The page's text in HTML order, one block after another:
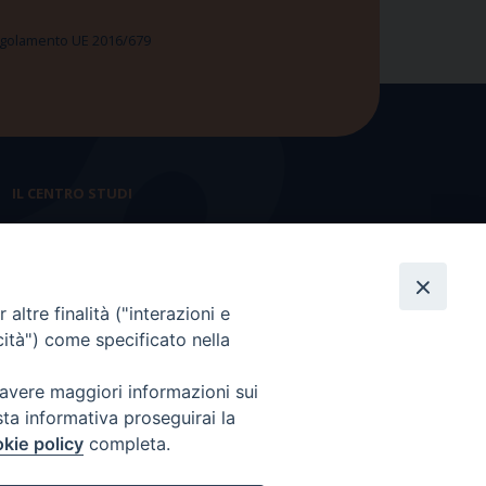
UE 2016/679
IL CENTRO STUDI
Presidenza e ufficio presidenza
Coordinamento nazionale
altre finalità ("interazioni e
come specificato nella
maggiori informazioni sui
informativa proseguirai la
policy completa.